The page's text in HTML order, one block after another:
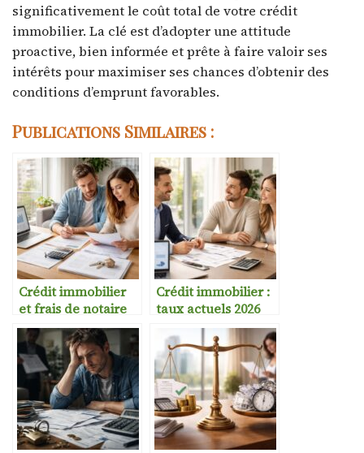
significativement le coût total de votre crédit
immobilier. La clé est d’adopter une attitude
proactive, bien informée et prête à faire valoir ses
intérêts pour maximiser ses chances d’obtenir des
conditions d’emprunt favorables.
Publications Similaires :
Crédit immobilier
et frais de notaire
Crédit immobilier :
taux actuels 2026